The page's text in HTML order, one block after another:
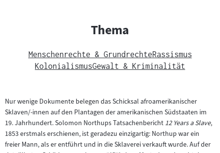
Thema
Menschenrechte & GrundrechteRassismus
KolonialismusGewalt & Kriminalität
Nur wenige Dokumente belegen das Schicksal afroamerikanischer
Sklaven/-innen auf den Plantagen der amerikanischen Südstaaten im
19. Jahrhundert. Solomon Northups Tatsachenbericht 12 Years a Slave,
1853 erstmals erschienen, ist geradezu einzigartig: Northup war ein
freier Mann, als er entführt und in die Sklaverei verkauft wurde. Auf der